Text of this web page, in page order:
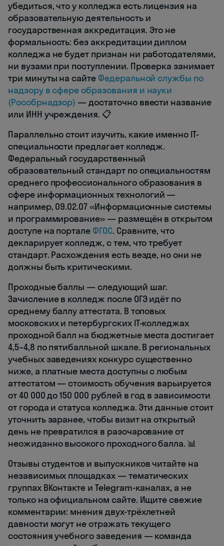
убедиться, что у колледжа есть лицензия на
образовательную деятельность и
государственная аккредитация. Это не
формальность: без аккредитации диплом
колледжа не будет признан ни работодателями,
ни вузами при поступлении. Проверка занимает
три минуты на сайте Федеральной службы по
надзору в сфере образования и науки
(Рособрнадзор) — достаточно ввести название
или ИНН учреждения. 📋
Параллельно стоит изучить, какие именно IT-
специальности предлагает колледж.
Федеральный государственный
образовательный стандарт по специальностям
среднего профессионального образования в
сфере информационных технологий —
например, 09.02.07 «Информационные системы
и программирование» — размещён в открытом
доступе на портале ФГОС. Сравните, что
декларирует колледж, с тем, что требует
стандарт. Расхождения есть везде, но они не
должны быть критическими.
Проходные баллы — следующий шаг.
Зачисление в колледж после ОГЭ идёт по
среднему баллу аттестата. В топовых
московских и петербургских IT-колледжах
проходной балл на бюджетные места достигает
4,5–4,8 по пятибалльной шкале. В региональных
учебных заведениях конкурс существенно
ниже, а платные места доступны с любым
аттестатом — стоимость обучения варьируется
от 40 000 до 150 000 рублей в год в зависимости
от города и статуса колледжа. Эти данные стоит
уточнить заранее, чтобы визит на открытый
день не превратился в разочарование от
неожиданно высокого проходного балла. 📊
Отзывы студентов и выпускников читайте на
независимых площадках — тематических
группах ВКонтакте и Telegram-каналах, а не
только на официальном сайте. Ищите свежие
комментарии: мнения двух-трёхлетней
давности могут не отражать текущего
состояния учебного заведения — команда